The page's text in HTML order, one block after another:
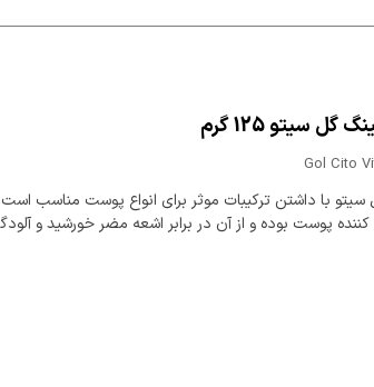
سیتو 125 گرم
Gol Cito
با داشتن ترکیبات موثر برای انواع پوست مناسب
پوست بوده و از آن در برابر اشعه مضر خورشید و